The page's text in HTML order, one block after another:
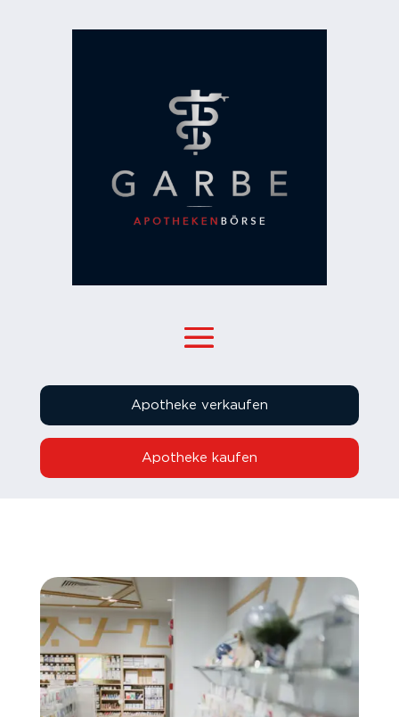
Apotheke verkaufen
Apotheke kaufen